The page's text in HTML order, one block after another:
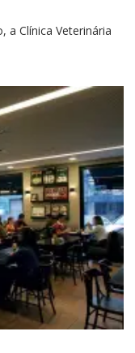
a Clínica Veterinária